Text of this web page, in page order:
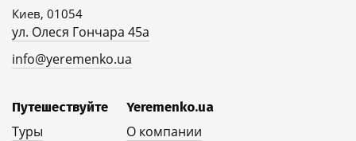
Киев, 01054
ул. Олеся Гончара 45а
info@yeremenko.ua
Путешествуйте
Туры
Yeremenko.ua
О компании